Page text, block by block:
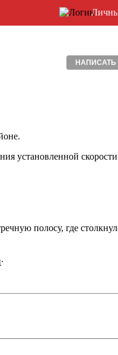
установленной скорости
полосу, где
.